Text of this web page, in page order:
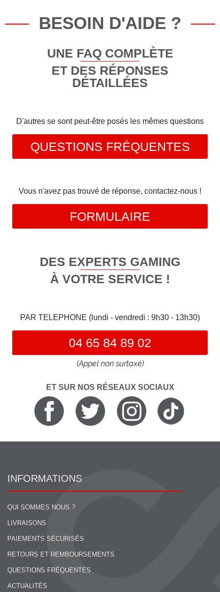
BESOIN D'AIDE ?
UNE FAQ COMPLÈTE
ET DES RÉPONSES
DÉTAILLÉES
D'autres se sont peut-être posés les mêmes questions
QUESTIONS FRÉQUENTES
Vous n'avez pas trouvé de réponse, contactez-nous !
FORMULAIRE
DES EXPERTS GAMING
À VOTRE SERVICE !
PAR TELEPHONE (lundi - vendredi : 9h30 - 13h30)
04 65 84 89 02
(Appel non surtaxé)
ET SUR NOS RÉSEAUX SOCIAUX
INFORMATIONS
QUI SOMMES NOUS ?
LIVRAISONS
PAIEMENTS SÉCURISÉS
RETOURS ET REMBOURSEMENTS
QUESTIONS FRÉQUENTES
ACTUALITÉS